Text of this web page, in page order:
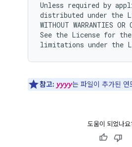
Unless required by
distributed under the
WITHOUT WARRANTIES
See the License for
참고: yyyy는 파일이 추가된 연
도움이 되었나요